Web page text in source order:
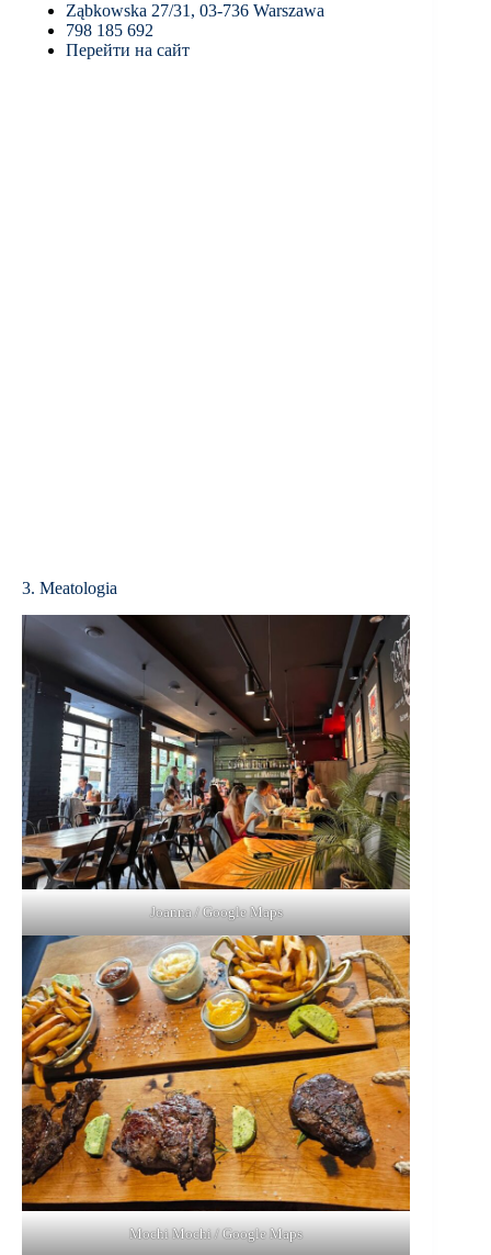
Ząbkowska 27/31, 03-736 Warszawa
798 185 692
Перейти на сайт
3. Meatologia
Joanna / Google Maps
Mochi Mochi / Google Maps